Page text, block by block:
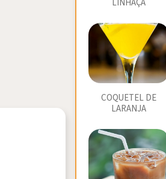
LINHAÇA
COQUETEL DE
LARANJA